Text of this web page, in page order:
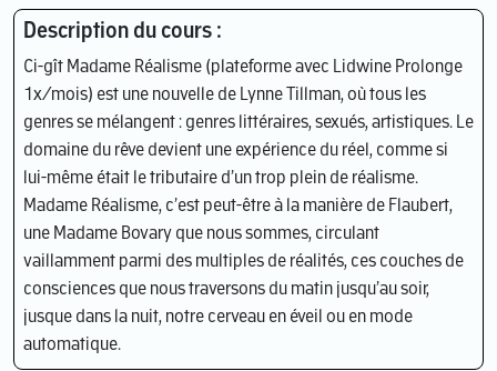
Description du cours :
Ci-gît Madame Réalisme (plateforme avec Lidwine Prolonge
1x/mois) est une nouvelle de Lynne Tillman, où tous les
genres se mélangent : genres littéraires, sexués, artistiques. Le
domaine du rêve devient une expérience du réel, comme si
lui-même était le tributaire d’un trop plein de réalisme.
Madame Réalisme, c’est peut-être à la manière de Flaubert,
une Madame Bovary que nous sommes, circulant
vaillamment parmi des multiples de réalités, ces couches de
consciences que nous traversons du matin jusqu’au soir,
jusque dans la nuit, notre cerveau en éveil ou en mode
automatique.